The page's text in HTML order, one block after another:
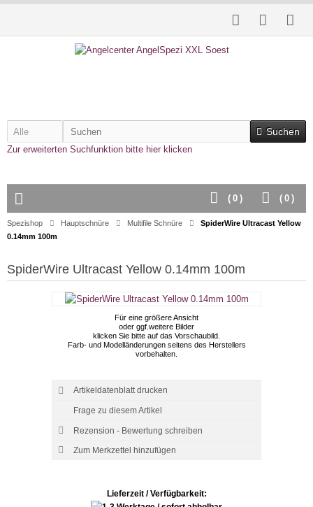
Suchen
Zur erweiterten Suchfunktion bitte hier klicken
( 0 )
( 0 )
Spezishop Hauptschnüre Multifile Schnüre
SpiderWire Ultracast Yellow
0.14mm 100m
SpiderWire Ultracast Yellow 0.14mm 100m
Für eine größere Ansicht
oder ggf.weitere Bilder
klicken Sie bitte auf das Vorschaubild.
Farb- und Modelländerungen seitens des Herstellers
vorbehalten.
Artikeldatenblatt drucken
Frage zu diesem Artikel
Rezension - Bewertung schreiben
Lieferzeit / Verfügbarkeit: